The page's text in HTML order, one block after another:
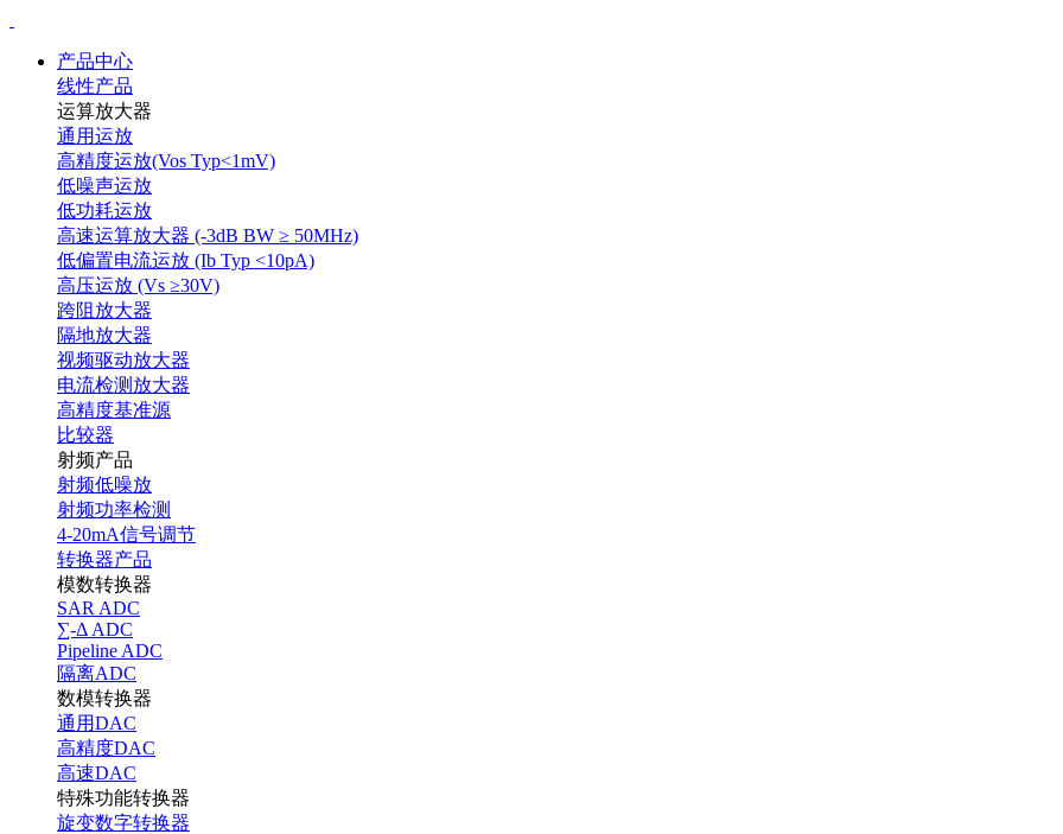
产品中心
线性产品
运算放大器
通用运放
高精度运放(Vos Typ<1mV)
低噪声运放
低功耗运放
高速运算放大器 (-3dB BW ≥ 50MHz)
低偏置电流运放 (Ib Typ <10pA)
高压运放 (Vs ≥30V)
跨阻放大器
隔地放大器
视频驱动放大器
电流检测放大器
高精度基准源
比较器
射频产品
射频低噪放
射频功率检测
4-20mA信号调节
转换器产品
模数转换器
SAR ADC
∑-Δ ADC
Pipeline ADC
隔离ADC
数模转换器
通用DAC
高精度DAC
高速DAC
特殊功能转换器
旋变数字转换器